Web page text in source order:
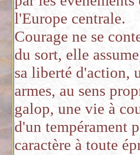
l'Europe centrale.
Courage ne se
du sort, elle
sa liberté d'action,
armes, au sens
galop, une vie à
d'un tempérament
caractère à toute